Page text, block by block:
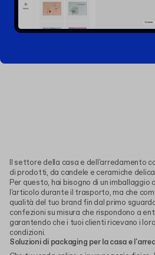
Il settore della casa e dell'arredamento
di prodotti, da candele e ceramiche
Per questo, hai bisogno di un imballaggio
l'articolo durante il trasporto, ma che
qualità del tuo brand fin dal primo
confezioni su misura che rispondono a
garantendo che i tuoi clienti ricevano i
condizioni.
Soluzioni di packaging per la casa e